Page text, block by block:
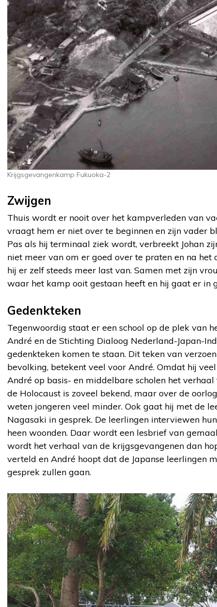
Krijgsgevangenkamp Fukuoka-2
Zwijgen
Thuis wordt er nooit over het kampverleden van
vraagt hem er niet over te beginnen en zijn vader
Pas als hij terminaal ziek wordt, verbreekt Johan
niet meer van om er goed over te praten en na
hij er zelf steeds meer last van. Samen met zijn
waar het kamp ooit gestaan heeft en hij gaat er in
Gedenkteken
Tegenwoordig staat er een school op de plek van
André en de Stichting Dialoog Nederland-Japan-
gedenkteken komen te staan. Dit teken van
bevolking, betekent veel voor André. Omdat hij
André op basis- en middelbare scholen het
de Holocaust is zoveel bekend, maar over de
weten jongeren veel minder. Ook gaat hij met de
Nagasaki in gesprek. De leerlingen interviewen
heen woonden. Daar wordt een lesbrief van
wordt het verhaal van de krijgsgevangenen dan
verteld en André hoopt dat de Japanse leerlingen
gesprek zullen gaan.